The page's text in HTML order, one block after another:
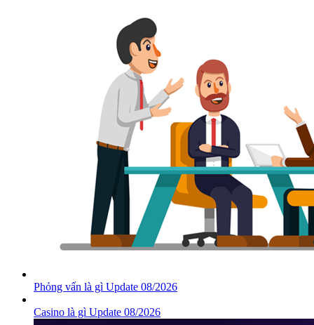
Phỏng vấn là gì Update 08/2026
Casino là gì Update 08/2026